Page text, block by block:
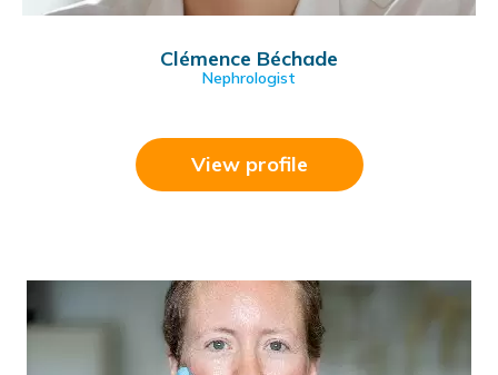
Clémence Béchade
Nephrologist
View profile